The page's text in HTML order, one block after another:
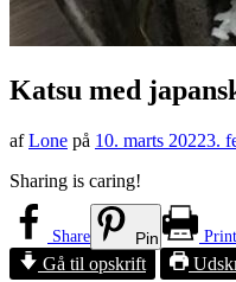
Katsu med
afLone på 10. marts 20223.
Sharing is caring!
Share Pin Print
Gå til opskrift